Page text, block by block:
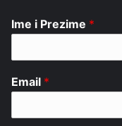
Ime i Prezime *
Email *